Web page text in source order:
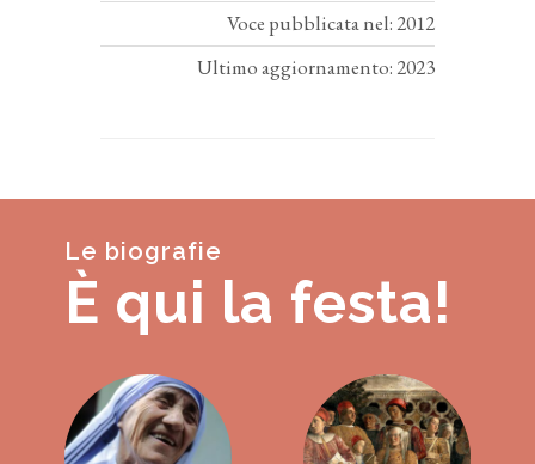
Voce pubblicata nel: 2012
Ultimo aggiornamento: 2023
Le biografie
È qui la festa!